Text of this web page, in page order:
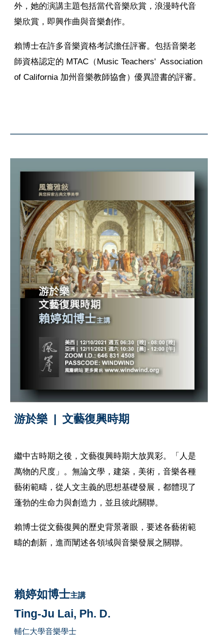
外，她的演講主題包括當代音樂欣賞，浪漫時代音
樂欣賞，即興作曲與音樂創作。
賴博士在許多音樂資格考試擔任評審。包括音樂老
師資格認定的 MTAC（Music Teachers' Association
of California 加州音樂教師協會）優異證書的評審。
游於樂 | 文藝復興時期
繼中古時期之後，文藝復興時期大放異彩。「人是
萬物的尺度」。無論文學，建築，美術，音樂各種
藝術範疇，從人文主義的思想基礎發展，都體現了
蓬勃的生命力與創造力，並且彼此關聯。
賴博士從文藝復興的歷史背景著眼，要述各藝術範
疇的創新，進而闡述各領域與音樂發展之關聯。
賴婷如博士主講
Ting-Ju Lai, Ph. D.
輔仁大學音樂學士